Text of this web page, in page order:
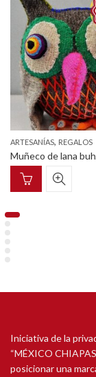
ARTESANÍAS, REGALOS
Iniciativa de la
“MÉXICO
posicionar una